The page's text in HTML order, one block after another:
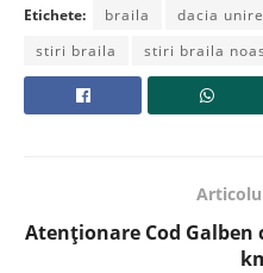
Etichete: braila dacia
stiri braila
stiri braila
Atenționare Cod Galben